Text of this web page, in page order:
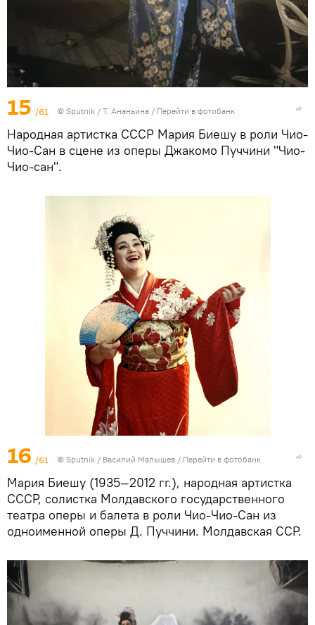
15 /61 © Sputnik / Т. Ананьина / Перейти в фотобанк
Народная артистка СССР Мария Биешу в роли Чио-
Чио-Сан в сцене из оперы Джакомо Пуччини "Чио-
Чио-сан".
16 /61 © Sputnik / Василий Малышев / Перейти в фотобанк
Мария Биешу (1935—2012 гг.), народная артистка
СССР, солистка Молдавского государственного
театра оперы и балета в роли Чио-Чио-Сан из
одноименной оперы Д. Пуччини. Молдавская ССР.